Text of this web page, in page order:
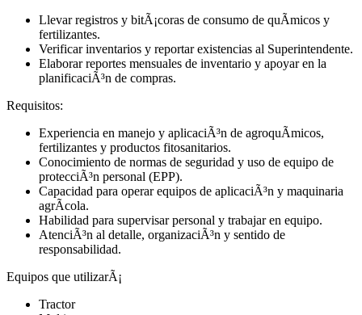
Llevar registros y bitÃ¡coras de consumo de quÃ­micos y
fertilizantes.
Verificar inventarios y reportar existencias al Superintendente.
Elaborar reportes mensuales de inventario y apoyar en la
planificaciÃ³n de compras.
Requisitos:
Experiencia en manejo y aplicaciÃ³n de agroquÃ­micos,
fertilizantes y productos fitosanitarios.
Conocimiento de normas de seguridad y uso de equipo de
protecciÃ³n personal (EPP).
Capacidad para operar equipos de aplicaciÃ³n y maquinaria
agrÃ­cola.
Habilidad para supervisar personal y trabajar en equipo.
AtenciÃ³n al detalle, organizaciÃ³n y sentido de
responsabilidad.
Equipos que utilizarÃ¡
Tractor